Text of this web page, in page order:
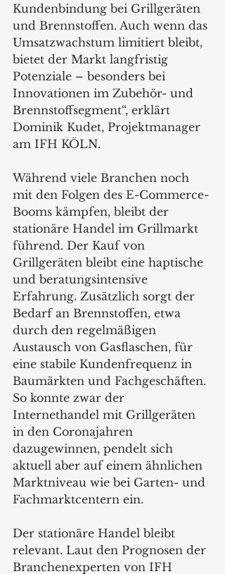
Kundenbindung bei Grillgeräten
und Brennstoffen. Auch wenn das
Umsatzwachstum limitiert bleibt,
bietet der Markt langfristig
Potenziale – besonders bei
Innovationen im Zubehör- und
Brennstoffsegment“, erklärt
Dominik Kudet, Projektmanager
am IFH KÖLN.
Während viele Branchen noch
mit den Folgen des E-Commerce-
Booms kämpfen, bleibt der
stationäre Handel im Grillmarkt
führend. Der Kauf von
Grillgeräten bleibt eine haptische
und beratungsintensive
Erfahrung. Zusätzlich sorgt der
Bedarf an Brennstoffen, etwa
durch den regelmäßigen
Austausch von Gasflaschen, für
eine stabile Kundenfrequenz in
Baumärkten und Fachgeschäften.
So konnte zwar der
Internethandel mit Grillgeräten
in den Coronajahren
dazugewinnen, pendelt sich
aktuell aber auf einem ähnlichen
Marktniveau wie bei Garten- und
Fachmarktcentern ein.
Der stationäre Handel bleibt
relevant. Laut den Prognosen der
Branchenexperten von IFH